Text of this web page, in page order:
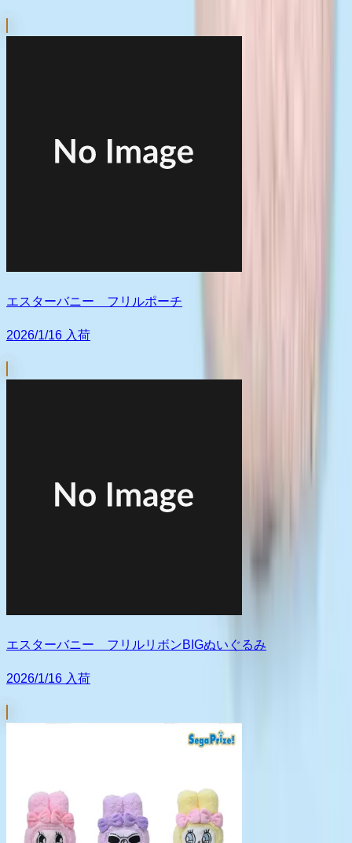
エスターバニー フリルポーチ
2026/1/16 入荷
エスターバニー フリルリボンBIGぬいぐるみ
2026/1/16 入荷